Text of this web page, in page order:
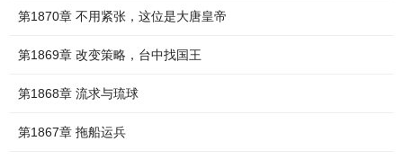
第1870章 不用紧张，这位是大唐皇帝
第1869章 改变策略，台中找国王
第1868章 流求与琉球
第1867章 拖船运兵